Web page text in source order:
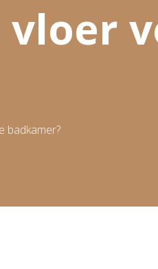
vloer
badkamer?